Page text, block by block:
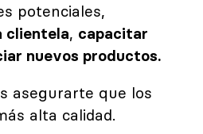
potenciales,
clientela, capacitar
nuevos productos.
asegurarte que los
alta calidad.